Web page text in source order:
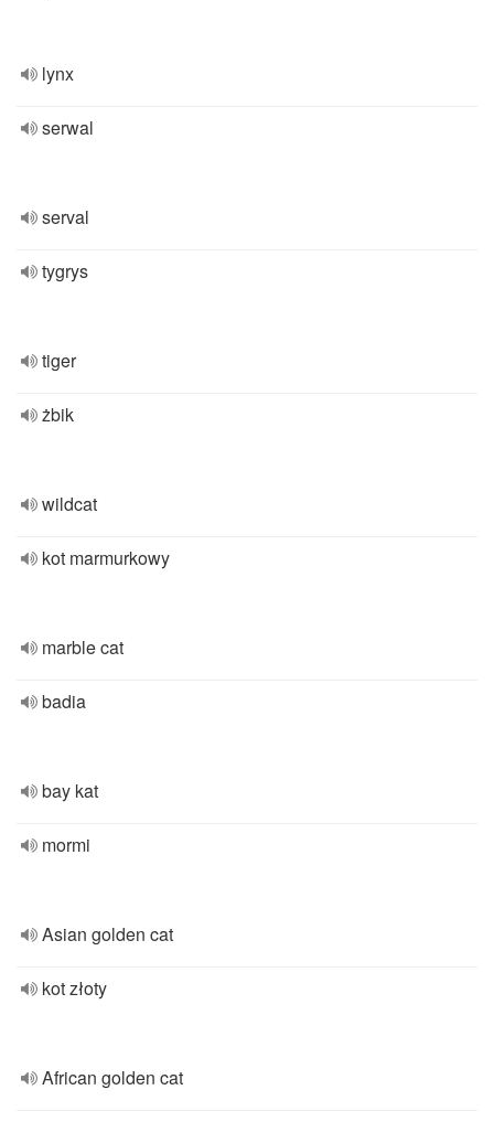
lynx
serwal
serval
tygrys
tiger
żbik
wildcat
kot marmurkowy
marble cat
badia
bay kat
mormi
Asian golden cat
kot złoty
African golden cat